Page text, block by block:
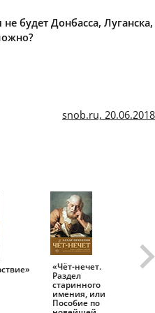
будет Донбасса, Луганска,
snob.ru, 20.06.2018
«Чёт-нечет.
Раздел
старинного
имения, или
Пособие по